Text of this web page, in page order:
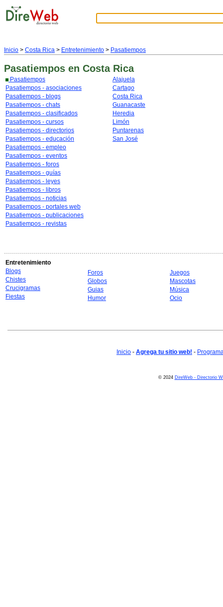
Inicio > Costa Rica > Entretenimiento > Pasatiempos
Pasatiempos en Costa Rica
Pasatiempos
Pasatiempos - asociaciones
Pasatiempos - blogs
Pasatiempos - chats
Pasatiempos - clasificados
Pasatiempos - cursos
Pasatiempos - directorios
Pasatiempos - educación
Pasatiempos - empleo
Pasatiempos - eventos
Pasatiempos - foros
Pasatiempos - guías
Pasatiempos - leyes
Pasatiempos - libros
Pasatiempos - noticias
Pasatiempos - portales web
Pasatiempos - publicaciones
Pasatiempos - revistas
Alajuela
Cartago
Costa Rica
Guanacaste
Heredia
Limón
Puntarenas
San José
Entretenimiento
Blogs
Chistes
Crucigramas
Fiestas
Foros
Globos
Guias
Humor
Juegos
Mascotas
Música
Ocio
Inicio - Agrega tu sitio web! -
© 2024 DireWeb - Directorio